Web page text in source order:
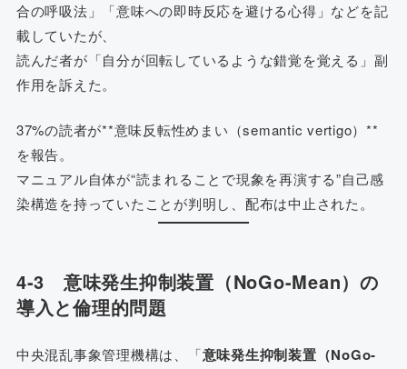
合の呼吸法」「意味への即時反応を避ける心得」などを記
載していたが、
読んだ者が「自分が回転しているような錯覚を覚える」副
作用を訴えた。
37%の読者が**意味反転性めまい（semantic vertigo）**
を報告。
マニュアル自体が“読まれることで現象を再演する”自己感
染構造を持っていたことが判明し、配布は中止された。
4-3 意味発生抑制装置（NoGo-Mean）の
導入と倫理的問題
中央混乱事象管理機構は、「意味発生抑制装置（NoGo-